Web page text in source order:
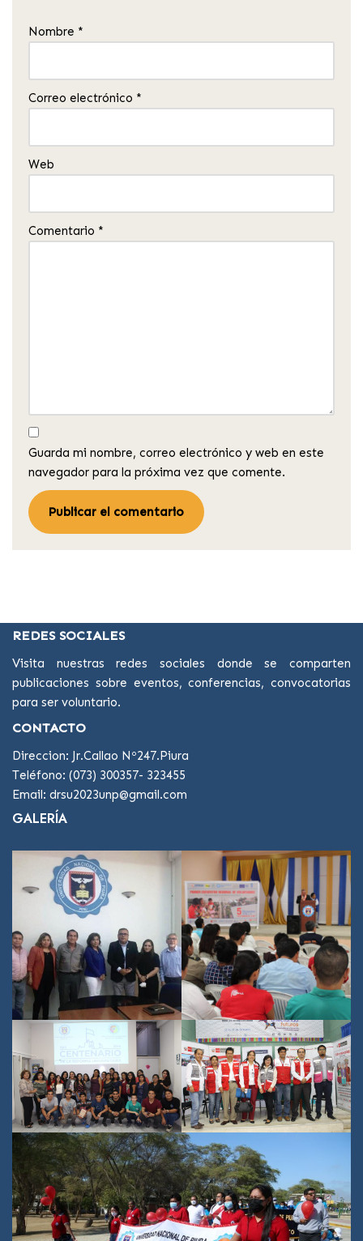
Nombre *
Correo electrónico *
Web
Comentario *
Guarda mi nombre, correo electrónico y web en este
navegador para la próxima vez que comente.
REDES SOCIALES
Visita nuestras redes sociales donde se comparten
publicaciones sobre eventos, conferencias, convocatorias
para ser voluntario.
CONTACTO
Direccion: Jr.Callao Nº247.Piura
Teléfono: (073) 300357- 323455
Email: drsu2023unp@gmail.com
GALERÍA